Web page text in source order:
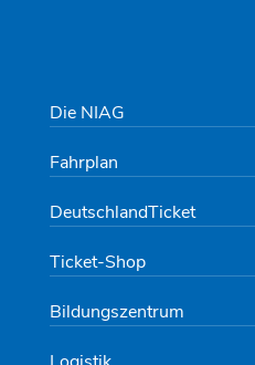
Die NIAG
Fahrplan
DeutschlandTicket
Ticket-Shop
Bildungszentrum